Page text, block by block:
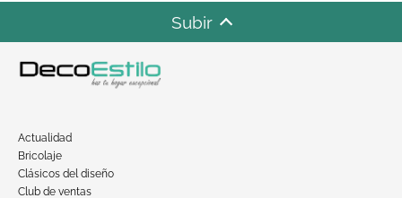
Subir
Actualidad
Bricolaje
Clásicos del diseño
Club de ventas